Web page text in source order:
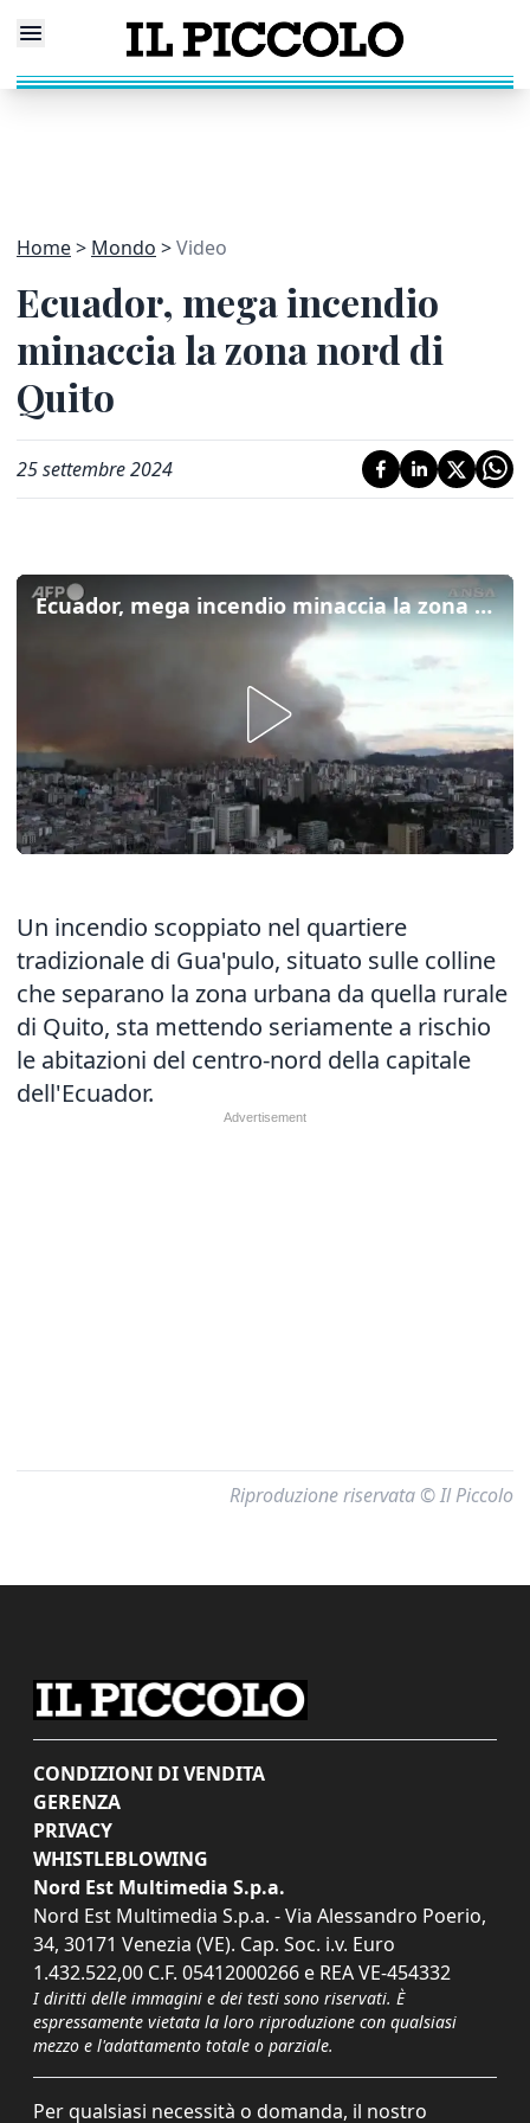
Home Mondo Video
Ecuador, mega incendio
minaccia la zona nord di
Quito
25 settembre 2024
Ecuador, mega incendio minaccia la zona nord di Quito
Un incendio scoppiato nel quartiere
tradizionale di Gua'pulo, situato sulle colline
che separano la zona urbana da quella rurale
di Quito, sta mettendo seriamente a rischio
le abitazioni del centro-nord della capitale
dell'Ecuador.
Riproduzione riservata © Il Piccolo
CONDIZIONI DI VENDITA
GERENZA
PRIVACY
WHISTLEBLOWING
Nord Est Multimedia S.p.a.
Nord Est Multimedia S.p.a. - Via Alessandro Poerio,
34, 30171 Venezia (VE). Cap. Soc. i.v. Euro
1.432.522,00 C.F. 05412000266 e REA VE-454332
I diritti delle immagini e dei testi sono riservati. È
espressamente vietata la loro riproduzione con qualsiasi
mezzo e l'adattamento totale o parziale.
Per qualsiasi necessità o domanda, il nostro